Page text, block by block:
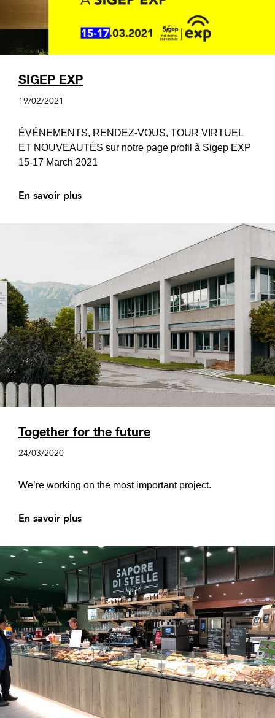
SIGEP EXP
19/02/2021
ÉVÉNEMENTS, RENDEZ-VOUS, TOUR VIRTUEL
ET NOUVEAUTÉS sur notre page profil à Sigep EXP
15-17 March 2021
En savoir plus
Together for the future
24/03/2020
We’re working on the most important project.
En savoir plus